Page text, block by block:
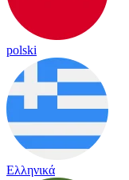
polski
Ελληνικά